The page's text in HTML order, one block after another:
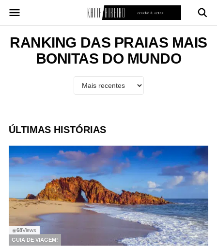
para
conteúdo
RANKING DAS PRAIAS MAIS
BONITAS DO MUNDO
ÚLTIMAS HISTÓRIAS
◉68Views
GUIA DE VIAGEM!